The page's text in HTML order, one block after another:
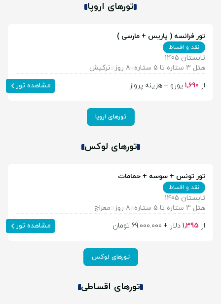
تورهای اروپا
تور فرانسه ( پاریس + مارسی )
نقد و اقساط
تابستان 1405
هتل 3 ستاره تا 5 ستاره
8 روز
ترکیش
از 1,690 یورو + هزینه پرواز مشاهده تور
تورهای اروپا
تورهای لوکس
تور تونس + سوسه + حمامات
نقد و اقساط
تابستان 1405
هتل 3 ستاره تا 5 ستاره
8 روز
معراج
از 1,395 دلار + 69.000.000 تومان مشاهده تور
تورهای لوکس
تورهای اقساطی